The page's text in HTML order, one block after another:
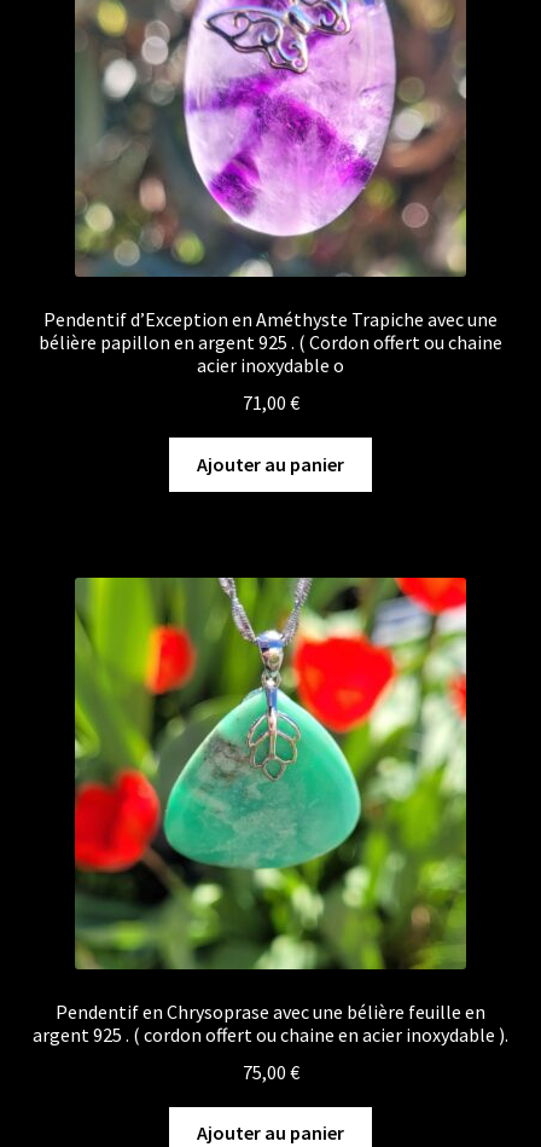
Pendentif d’Exception en Améthyste Trapiche avec une
bélière papillon en argent 925 . ( Cordon offert ou chaine
acier inoxydable o
71,00 €
Ajouter au panier
Pendentif en Chrysoprase avec une bélière feuille en
argent 925 . ( cordon offert ou chaine en acier inoxydable ).
75,00 €
Ajouter au panier